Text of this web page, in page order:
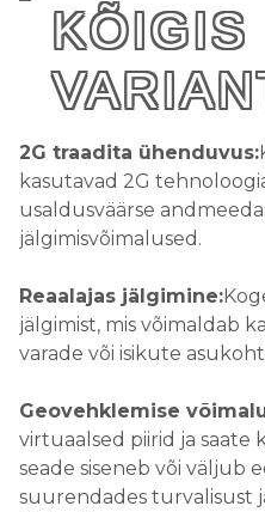
KÕIGIS
2G traadita ühenduvus:
kasutavad 2G
usaldusväärse
jälgimisvõimalused.
Reaalajas jälgimine:
jälgimist, mis võimaldab
varade või isikute
Geovehklemise
virtuaalsed piirid ja saate
seade siseneb või väljub
suurendades turvalisust